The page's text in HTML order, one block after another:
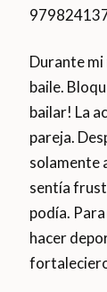
Durante
baile.
bailar! La
pareja.
solamente
sentía
podía.
hacer